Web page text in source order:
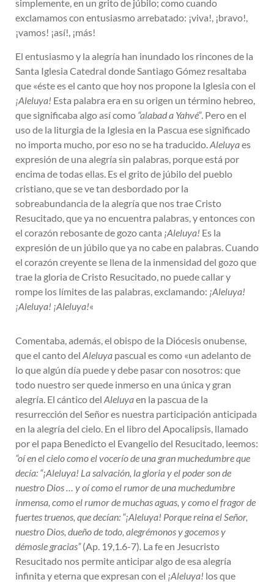
simplemente, en un grito de júbilo; como cuando
exclamamos con entusiasmo arrebatado: ¡viva!, ¡bravo!,
¡vamos! ¡así!, ¡más!
El entusiasmo y la alegría han inundado los rincones de la
Santa Iglesia Catedral donde Santiago Gómez resaltaba
que «éste es el canto que hoy nos propone la Iglesia con el
¡Aleluya! Esta palabra era en su origen un término hebreo,
que significaba algo así como “alabad a Yahvé”. Pero en el
uso de la liturgia de la Iglesia en la Pascua ese significado
no importa mucho, por eso no se ha traducido. Aleluyaes
expresión de una alegría sin palabras, porque está por
encima de todas ellas. Es el grito de júbilo del pueblo
cristiano, que se ve tan desbordado por la
sobreabundancia de la alegría que nos trae Cristo
Resucitado, que ya no encuentra palabras, y entonces con
el corazón rebosante de gozo canta ¡Aleluya! Es la
expresión de un júbilo que ya no cabe en palabras. Cuando
el corazón creyente se llena de la inmensidad del gozo que
trae la gloria de Cristo Resucitado, no puede callar y
rompe los límites de las palabras, exclamando: ¡Aleluya!
¡Aleluya! ¡Aleluya!«
Comentaba, además, el obispo de la Diócesis onubense,
que el canto del Aleluya pascual es como «un adelanto de
lo que algún día puede y debe pasar con nosotros: que
todo nuestro ser quede inmerso en una única y gran
alegría. El cántico del Aleluyaen la pascua de la
resurrección del Señor es nuestra participación anticipada
en la alegría del cielo. En el libro del Apocalipsis, llamado
por el papa Benedicto el Evangelio del Resucitado, leemos:
“oí en el cielo como el vocerío de una gran muchedumbreque
decía: “¡Aleluya! La salvación, la gloria y el poder son de
nuestro Dios … y oí como el rumor de una muchedumbre
inmensa, como el rumor de muchas aguas, y como el fragor de
fuertes truenos, que decían: “¡Aleluya! Porque reina el Señor,
nuestro Dios, dueño de todo, alegrémonos y gocemos y
démosle gracias”(Ap. 19,1.6-7) La fe en Jesucristo
Resucitado nos permite anticipar algo de esa alegría
infinita y eterna que expresan con el ¡Aleluya! los que